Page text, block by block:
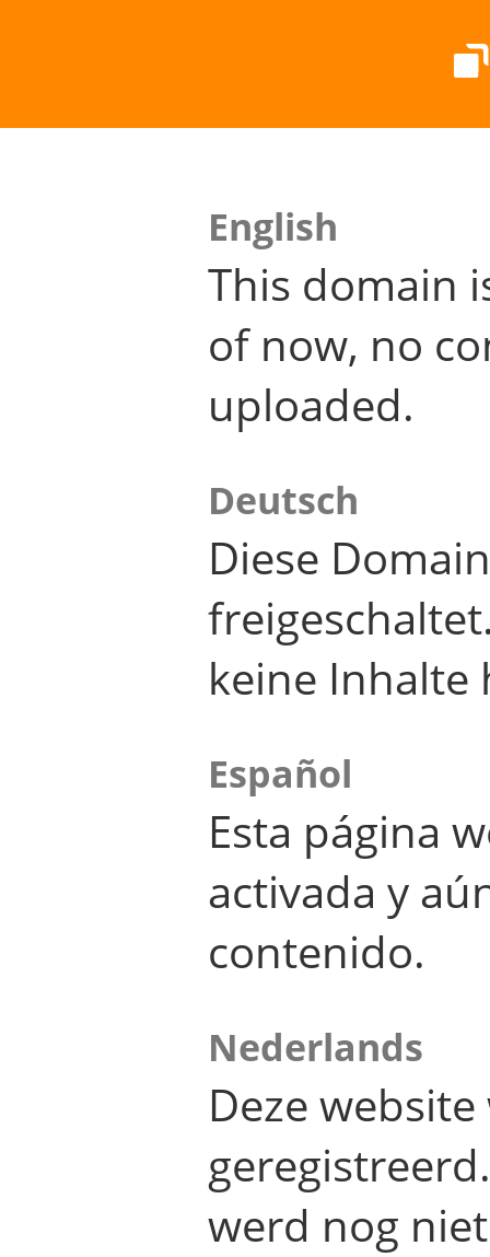
English
This domain
of now, no
uploaded.
Deutsch
Diese
keine Inhalte
Español
Esta página
activada y
contenido.
Nederlands
Deze
werd nog